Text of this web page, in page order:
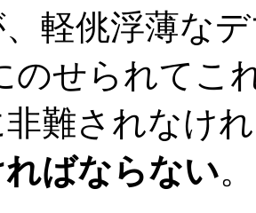
軽佻浮薄な
のせられてこ
非難されなけ
ばならない。